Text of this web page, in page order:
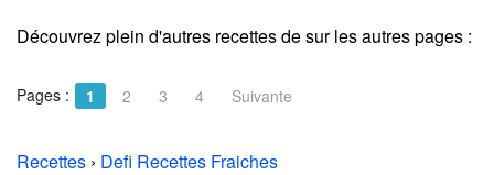
Découvrez plein d'autres recettes desur les autres pages :
Pages : 1 2 3 4 Suivante
Recettes › Defi Recettes Fraiches